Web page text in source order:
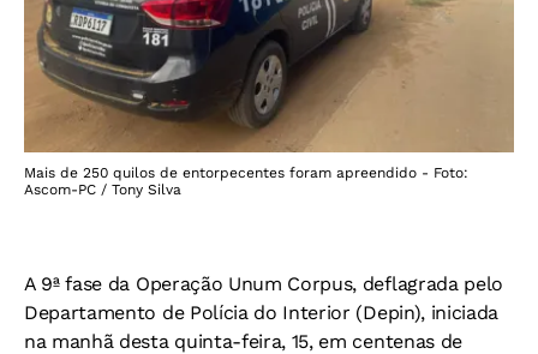
Mais de 250 quilos de entorpecentes foram apreendido - Foto:
Ascom-PC / Tony Silva
A 9ª fase da Operação Unum Corpus, deflagrada pelo
Departamento de Polícia do Interior (Depin), iniciada
na manhã desta quinta-feira, 15, em centenas de